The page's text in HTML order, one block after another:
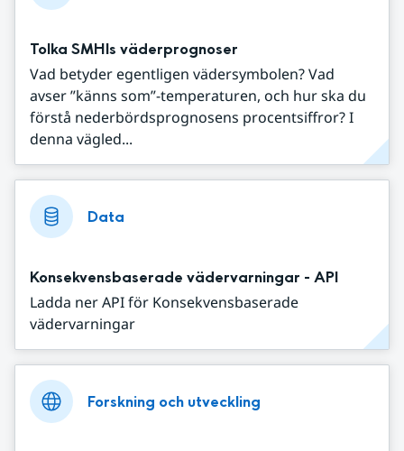
Tolka SMHIs väderprognoser
Vad betyder egentligen vädersymbolen? Vad
avser ”känns som”-temperaturen, och hur ska du
förstå nederbördsprognosens procentsiffror? I
denna vägled...
Data
Konsekvensbaserade vädervarningar - API
Ladda ner API för Konsekvensbaserade
vädervarningar
Forskning och utveckling